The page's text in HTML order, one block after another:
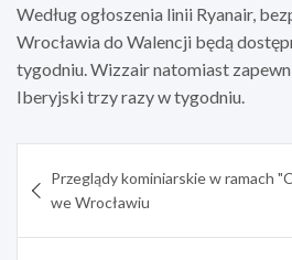
Według ogłoszenia linii Ryanair,
Wrocławia do Walencji będą
tygodniu. Wizzair natomiast
Iberyjski trzy razy w tygodniu.
wpisu
Przeglądy kominiarskie w ramach
we Wrocławiu